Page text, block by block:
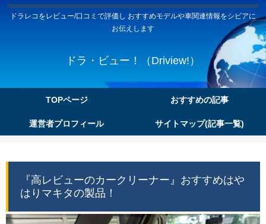
ドラレコをレビュー/口コミで評価し おすすめモデルや車関連情報をシビアに
お伝えします
ドラ・ビュー！（Driview!）
TOPページ おすすめの記事
運営者プロフィール サイトマップ(記事一覧)
『高レビューのカークリーナー』おすすめはや
はりマキタの製品！